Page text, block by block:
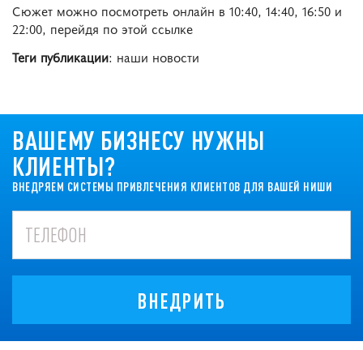
Сюжет можно посмотреть онлайн в 10:40, 14:40, 16:50 и
22:00, перейдя по этой ссылке
Теги публикации: наши новости
ВАШЕМУ БИЗНЕСУ НУЖНЫ
КЛИЕНТЫ?
ВНЕДРЯЕМ СИСТЕМЫ ПРИВЛЕЧЕНИЯ КЛИЕНТОВ ДЛЯ ВАШЕЙ НИШИ
ВНЕДРИТЬ